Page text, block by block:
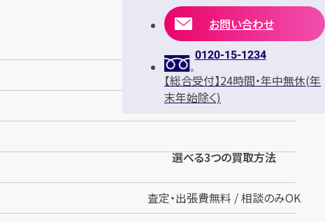
お問い合わせ
0120-15-1234
【総合受付】24時間・年中無休(年
末年始除く)
選べる3つの買取方法
査定・出張費無料 / 相談のみOK